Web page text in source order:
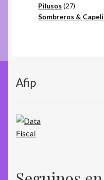
productos
Pilusos 2727
Sombreros &
Afip